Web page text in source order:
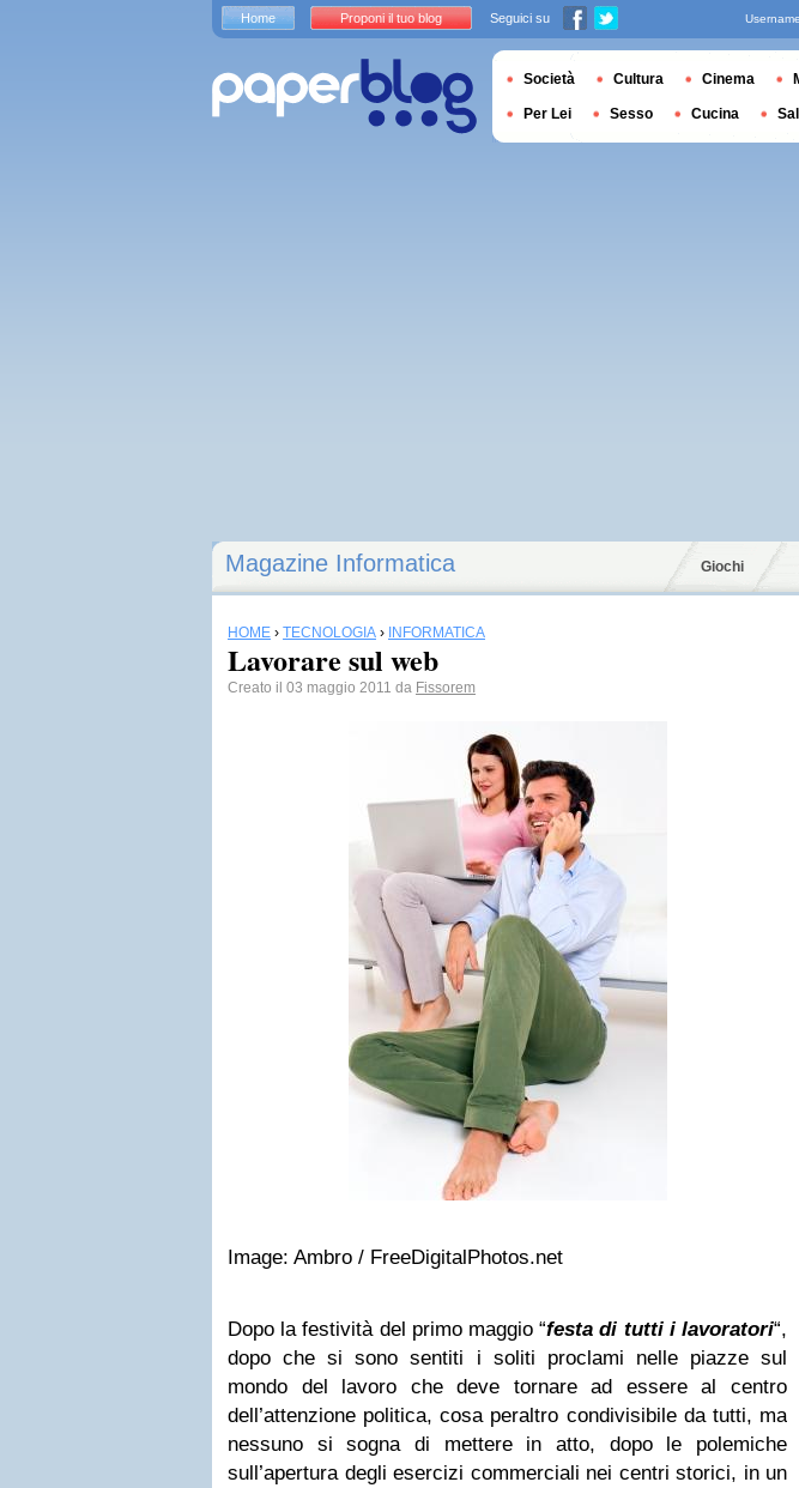
Magazine Informatica Giochi
HOME › TECNOLOGIA › INFORMATICA
Lavorare sul web
Creato il 03 maggio 2011 da Fissorem
Image: Ambro / FreeDigitalPhotos.net
Dopo la festività del primo maggio “festa di tutti i lavoratori“,
dopo che si sono sentiti i soliti proclami nelle piazze sul
mondo del lavoro che deve tornare ad essere al centro
dell’attenzione politica, cosa peraltro condivisibile da tutti, ma
nessuno si sogna di mettere in atto, dopo le polemiche
sull’apertura degli esercizi commerciali nei centri storici, in un
Home Proponi il tuo blog Seguici su Username
Società Cultura Cinema
Per Lei Sesso Cucina